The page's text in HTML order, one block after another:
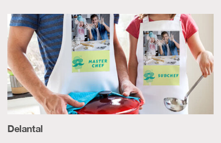
Delantal